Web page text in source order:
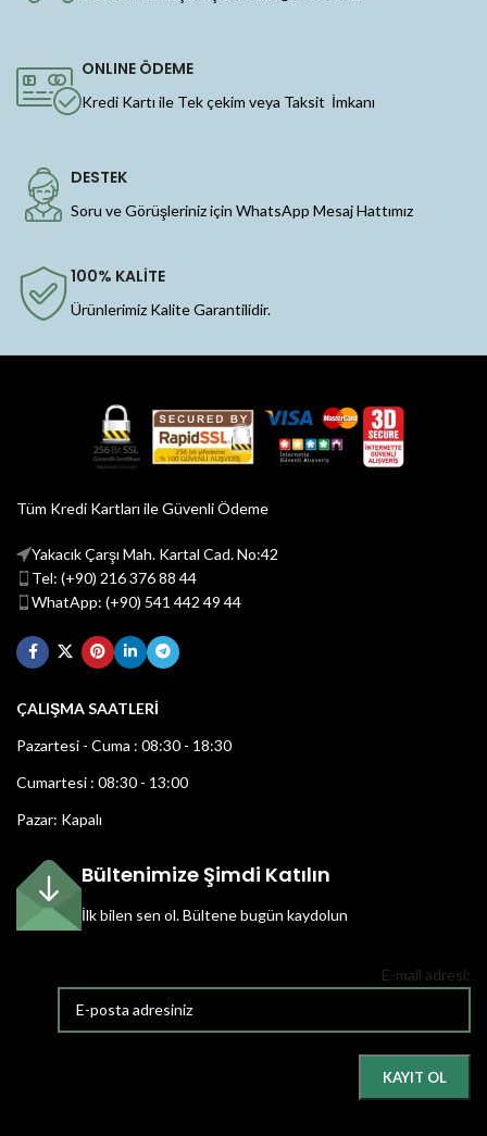
ONLINE ÖDEME
Kredi Kartı ile Tek çekim veya Taksit İmkanı
DESTEK
Soru ve Görüşleriniz için WhatsApp Mesaj Hattımız
100% KALİTE
Ürünlerimiz Kalite Garantilidir.
Tüm Kredi Kartları ile Güvenli Ödeme
Yakacık Çarşı Mah. Kartal Cad. No:42
Tel: (+90) 216 376 88 44
WhatApp: (+90) 541 442 49 44
ÇALIŞMA SAATLERİ
Pazartesi - Cuma : 08:30 - 18:30
Cumartesi : 08:30 - 13:00
Pazar: Kapalı
Bültenimize Şimdi Katılın
İlk bilen sen ol.Bültene bugün kaydolun
E-mail adresi: